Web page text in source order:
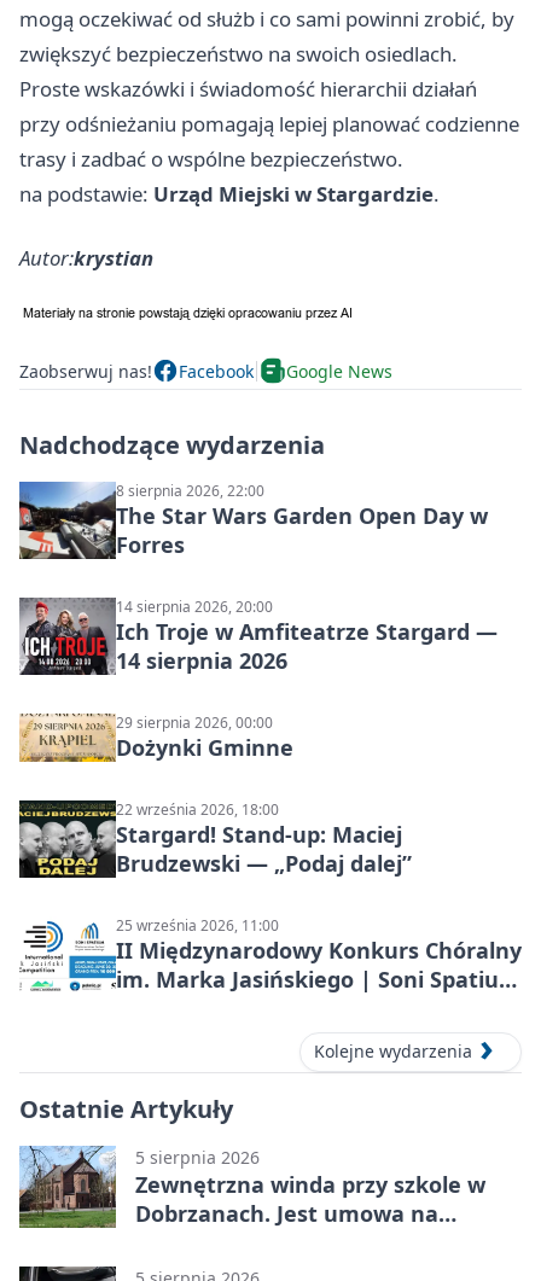
mogą oczekiwać od służb i co sami powinni zrobić, by
zwiększyć bezpieczeństwo na swoich osiedlach.
Proste wskazówki i świadomość hierarchii działań
przy odśnieżaniu pomagają lepiej planować codzienne
trasy i zadbać o wspólne bezpieczeństwo.
na podstawie: Urząd Miejski w Stargardzie.
Autor:krystian
Zaobserwuj nas! Facebook Google News
Nadchodzące wydarzenia
8 sierpnia 2026, 22:00
The Star Wars Garden Open Day w
Forres
14 sierpnia 2026, 20:00
Ich Troje w Amfiteatrze Stargard —
14 sierpnia 2026
29 sierpnia 2026, 00:00
Dożynki Gminne
22 września 2026, 18:00
Stargard! Stand-up: Maciej
Brudzewski — „Podaj dalej”
25 września 2026, 11:00
II Międzynarodowy Konkurs Chóralny
im. Marka Jasińskiego | Soni Spatium
Kolejne wydarzenia
Ostatnie Artykuły
5 sierpnia 2026
Zewnętrzna winda przy szkole w
Dobrzanach. Jest umowa na